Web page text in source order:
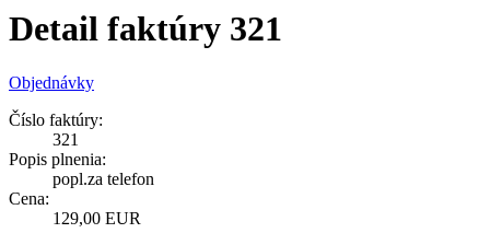
Detail faktúry 321
Objednávky
Číslo faktúry:
321
Popis plnenia:
popl.za telefon
Cena:
129,00 EUR